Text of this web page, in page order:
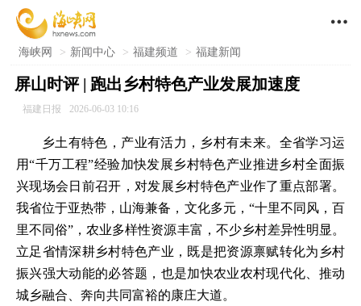

海峡网 > 新闻中心 > 福建频道 > 福建新闻
屏山时评 | 跑出乡村特色产业发展加速度
福建日报 2026-06-03 10:16
乡土有特色，产业有活力，乡村有未来。全省学习运
用“千万工程”经验加快发展乡村特色产业推进乡村全面振
兴现场会日前召开，对发展乡村特色产业作了重点部署。
我省位于亚热带，山海兼备，文化多元，“十里不同风，百
里不同俗”，农业多样性资源丰富，不少乡村差异性明显。
立足省情深耕乡村特色产业，既是把资源禀赋转化为乡村
振兴强大动能的必答题，也是加快农业农村现代化、推动
城乡融合、奔向共同富裕的康庄大道。